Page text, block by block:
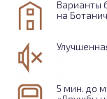
Варианты
на
5 мин. до